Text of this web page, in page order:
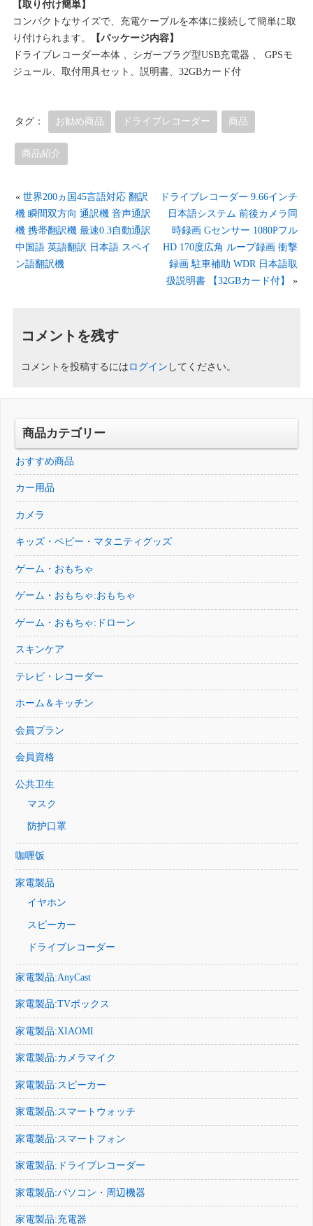
【取り付け簡単】
コンパクトなサイズで、充電ケーブルを本体に接続して簡単に取
り付けられます。
【パッケージ内容】
ドライブレコーダー本体 、シガープラグ型USB充電器 、 GPSモ
ジュール、取付用具セット、説明書、32GBカード付
タグ： お勧め商品 ドライブレコーダー 商品
商品紹介
«世界200ヵ国45言語対応 翻訳
機 瞬間双方向 通訳機 音声通訳
機 携帯翻訳機 最速0.3自動通訳
中国語 英語翻訳 日本語 スペイ
ン語翻訳機
ドライブレコーダー 9.66インチ
日本語システム 前後カメラ同
時録画 Gセンサー 1080Pフル
HD 170度広角 ループ録画 衝撃
録画 駐車補助 WDR 日本語取
扱説明書 【32GBカード付】
»
コメントを残す
コメントを投稿するには ログイン してください。
商品カテゴリー
おすすめ商品
カー用品
カメラ
キッズ・ベビー・マタニティグッズ
ゲーム・おもちゃ
ゲーム・おもちゃ:おもちゃ
ゲーム・おもちゃ:ドローン
スキンケア
テレビ・レコーダー
ホーム＆キッチン
会員プラン
会員資格
公共卫生
マスク
防护口罩
咖喱饭
家電製品
イヤホン
スピーカー
ドライブレコーダー
家電製品:AnyCast
家電製品:TVボックス
家電製品:XIAOMI
家電製品:カメラマイク
家電製品:スピーカー
家電製品:スマートウォッチ
家電製品:スマートフォン
家電製品:ドライブレコーダー
家電製品:パソコン・周辺機器
家電製品:充電器